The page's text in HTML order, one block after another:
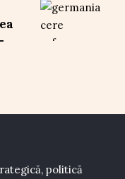
politică